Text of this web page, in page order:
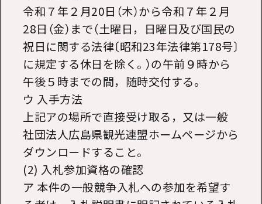
令和７年２月20日（木）から令和７年２月
28日（金）まで（土曜日，日曜日及び国民の
祝日に関する法律〔昭和23年法律第178号〕
に規定する休日を除く。）の午前９時から
午後５時までの間，随時交付する。
ウ 入手方法
上記アの場所で直接受け取る，又は一般
社団法人広島県観光連盟ホームページから
ダウンロードすること。
(2) 入札参加資格の確認
ア 本件の一般競争入札への参加を希望す